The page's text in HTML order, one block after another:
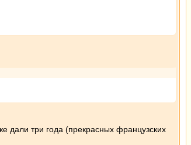
дали три года (прекрасных французских